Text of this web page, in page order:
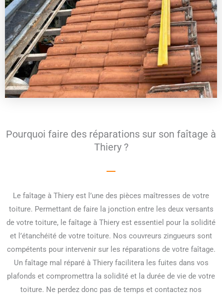
Pourquoi faire des réparations sur son faîtage à
Thiery ?
Le faîtage à Thiery est l’une des pièces maîtresses de votre
toiture. Permettant de faire la jonction entre les deux versants
de votre toiture, le faîtage à Thiery est essentiel pour la solidité
et l’étanchéité de votre toiture. Nos couvreurs zingueurs sont
compétents pour intervenir sur les réparations de votre faîtage.
Un faîtage mal réparé à Thiery facilitera les fuites dans vos
plafonds et compromettra la solidité et la durée de vie de votre
toiture. Ne perdez donc pas de temps et contactez nos